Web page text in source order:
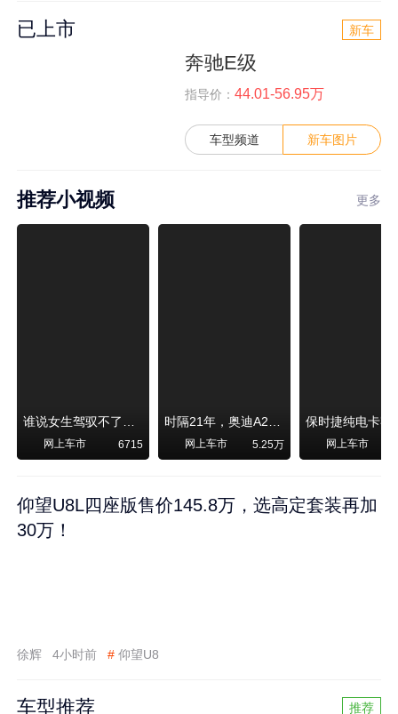
已上市 新车
奔驰E级
指导价： 44.01-56.95万
车型频道 新车图片
推荐小视频 更多
谁说女生驾驭不了大SUV？看我开问界M6驰骋坝上草原！
网上车市 6715
时隔21年，奥迪A2强势归来！
网上车市 5.25万 网上车市
仰望U8L四座版售价145.8万，选高定套装再加
30万！
徐辉 4小时前 # 仰望U8
车型推荐 推荐